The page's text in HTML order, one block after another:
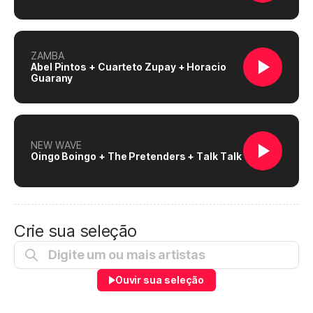
ZAMBA
Abel Pintos + Cuarteto Zupay + Horacio
Guarany
NEW WAVE
Oingo Boingo + The Pretenders + Talk Talk
Crie sua seleção
Ouvir sua seleção